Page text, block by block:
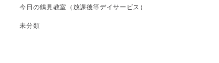
今日の鶴見教室（放課後等デイサービス）
未分類